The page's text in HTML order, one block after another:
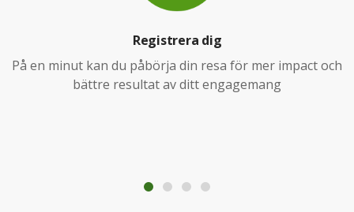
Registrera dig
På en minut kan du påbörja din resa för mer impact och
bättre resultat av ditt engagemang